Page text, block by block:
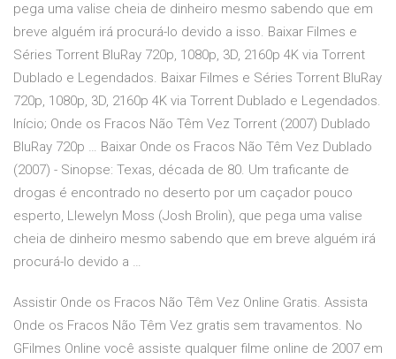
pega uma valise cheia de dinheiro mesmo sabendo que em
breve alguém irá procurá-lo devido a isso. Baixar Filmes e
Séries Torrent BluRay 720p, 1080p, 3D, 2160p 4K via Torrent
Dublado e Legendados. Baixar Filmes e Séries Torrent BluRay
720p, 1080p, 3D, 2160p 4K via Torrent Dublado e Legendados.
Início; Onde os Fracos Não Têm Vez Torrent (2007) Dublado
BluRay 720p … Baixar Onde os Fracos Não Têm Vez Dublado
(2007) - Sinopse: Texas, década de 80. Um traficante de
drogas é encontrado no deserto por um caçador pouco
esperto, Llewelyn Moss (Josh Brolin), que pega uma valise
cheia de dinheiro mesmo sabendo que em breve alguém irá
procurá-lo devido a …
Assistir Onde os Fracos Não Têm Vez Online Gratis. Assista
Onde os Fracos Não Têm Vez gratis sem travamentos. No
GFilmes Online você assiste qualquer filme online de 2007 em